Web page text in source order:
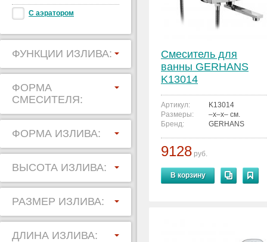
С аэратором
ФУНКЦИИ ИЗЛИВА:
ФОРМА
СМЕСИТЕЛЯ:
ФОРМА ИЗЛИВА:
ВЫСОТА ИЗЛИВА:
РАЗМЕР ИЗЛИВА:
ДЛИНА ИЗЛИВА:
Смеситель для
ванны GERHANS
K13014
Артикул:
K13014
Размеры:
–x–x– см.
Бренд:
GERHANS
9128 руб.
В корзину